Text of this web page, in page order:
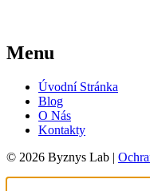
Menu
Úvodní Stránka
Blog
O Nás
Kontakty
© 2026 Byznys Lab |